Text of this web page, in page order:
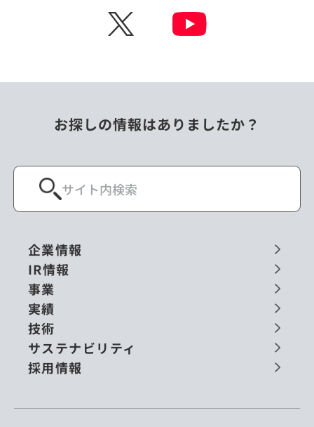
X
お探しの情報はありましたか？
企業情報
IR情報
事業
実績
技術
サステナビリティ
採用情報